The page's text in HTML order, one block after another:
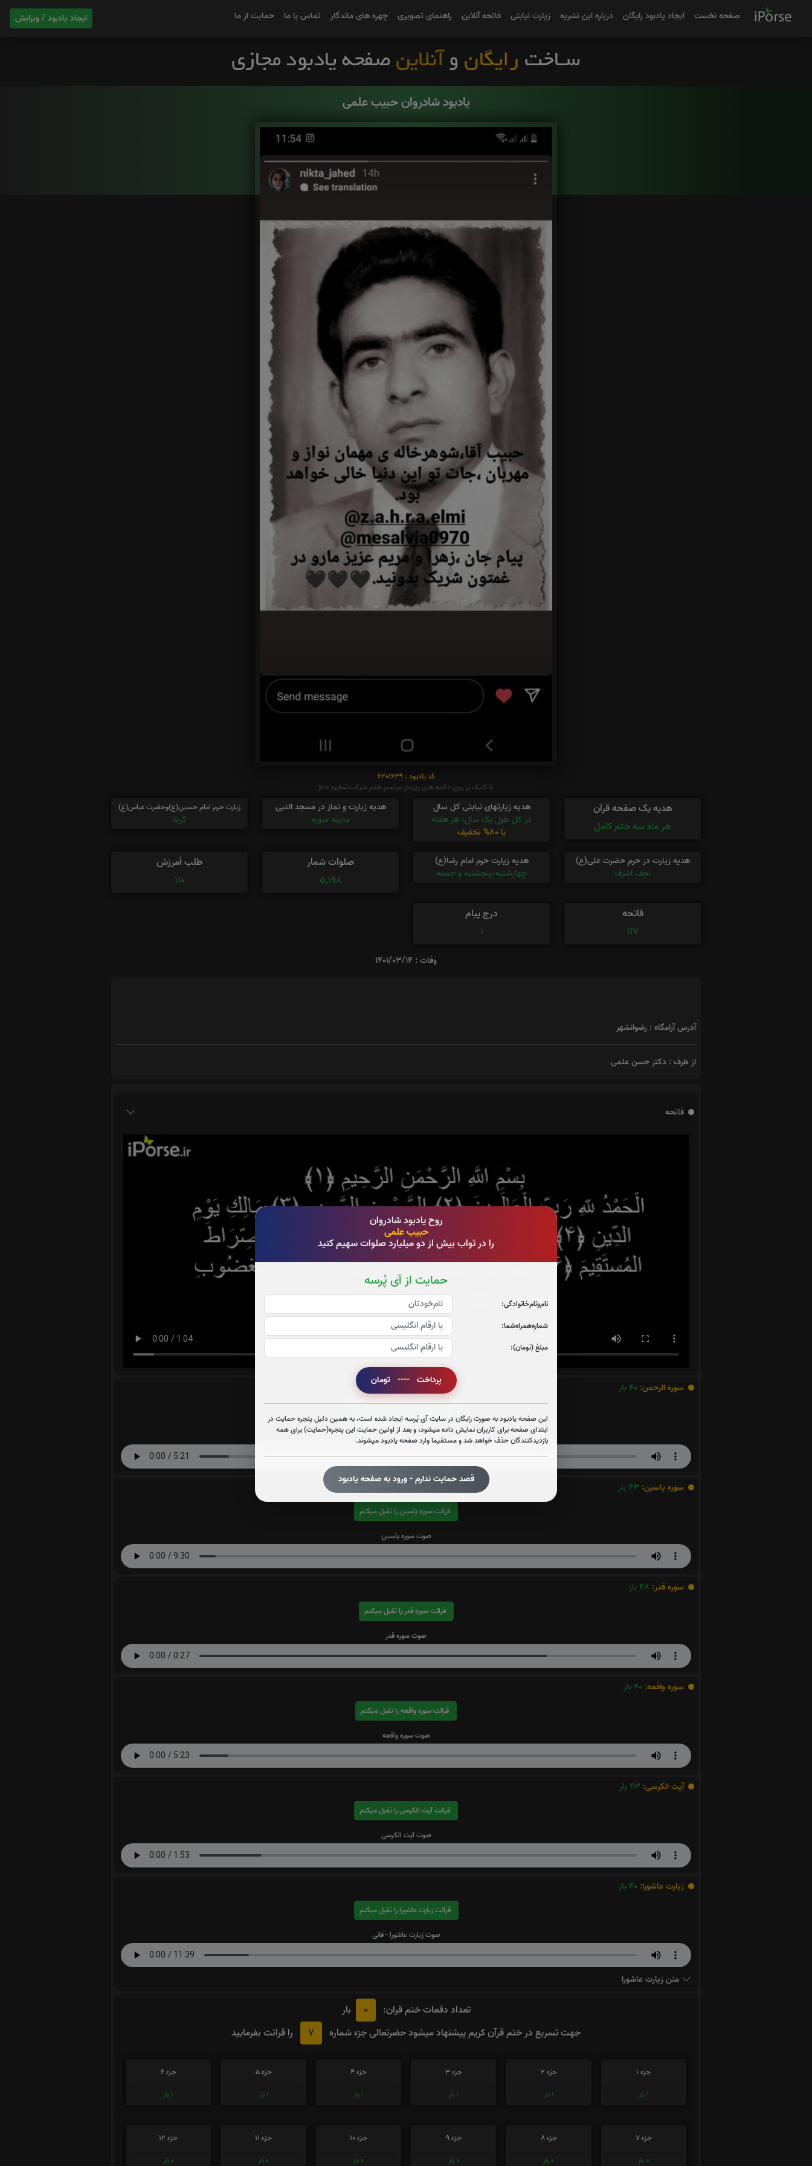
ایجاد یادبود / ویرایش صفحه نخست ایجاد یادبود رایگان درباره این نشریه زیارت نیابتی فاتحه آنلاین راهنمای تصویری چهره های ماندگار تماس با ما حمایت از ما
روح یادبود شادروان
حبیب علمی
را در ثواب بیش از دو میلیارد صلوات سهیم کنید
حمایت از آی پُرسه
نام‌و‌نام‌خانوادگی:
شماره‌همراه‌شما:
مبلغ (تومان):
پرداخت ---- تومان
این صفحه یادبود به صورت رایگان در سایت آی پُرسه ایجاد شده است، به همین دلیل پنجره حمایت در
ابتدای صفحه برای کاربران نمایش داده میشود، و بعد از اولین حمایت این پنجره(حمایت) برای همه
بازدیدکنندگان حذف خواهد شد و مستقیما وارد صفحه یادبود میشوند.
قصد حمایت ندارم - ورود به صفحه یادبود
یادبود شادروان حبیب علمی
کد یادبود : 6201639
با کلیک بر روی دکمه های زیر،در مراسم ختم شرکت نمایید p:0
هدیه یک صفحه قرآن
هر ماه سه ختم کامل
هدیه زیارتهای نیابتی کل سال
در کل طول یک سال، هر هفته
با 80% تخفیف
هدیه زیارت و نماز در مسجد النبی
مدینه منوره
زیارت حرم امام حسین(ع)وحضرت عباس(ع)
کربلا
هدیه زیارت در حرم حضرت علی(ع)
نجف اشرف
هدیه زیارت حرم امام رضا(ع)
چهارشنبه،پنجشنبه و جمعه
صلوات شمار
5,198
طلب آمرزش
110
فاتحه
117
درج پیام
1
وفات : 1401/03/14
آدرس آرامگاه : رضوانشهر
از طرف : دکتر حسن علمی
فاتحه
سوره الرحمن: 40 بار
صوت سوره الرحمن
سوره یاسین: 43 بار
قرائت سوره یاسین را تقبل میکنم
صوت سوره یاسین
سوره قدر: 48 بار
قرائت سوره قدر را تقبل میکنم
صوت سوره قدر
سوره واقعه: 40 بار
قرائت سوره واقعه را تقبل میکنم
صوت سوره واقعه
آیت الکرسی: 43 بار
قرائت آیت الکرسی را تقبل میکنم
صوت آیت الکرسی
زیارت عاشورا: 40 بار
قرائت زیارت عاشورا را تقبل میکنم
صوت زیارت عاشورا - فانی
متن زیارت عاشورا
تعداد دفعات ختم قران: 0
بار
جهت تسریع در ختم قرآن کریم پیشنهاد میشود حضرتعالی جزء شماره
7 را قرائت بفرمایید
جزء 1
1 بار
جزء 2
1 بار
جزء 3
1 بار
جزء 4
1 بار
جزء 5
1 بار
جزء 6
1 بار
جزء 7
0 بار
جزء 8
0 بار
جزء 9
0 بار
جزء 10
0 بار
جزء 11
0 بار
جزء 12
0 بار